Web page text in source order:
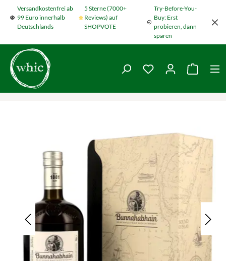
Zum Hauptinhalt springen
Versandkostenfrei ab
99 Euro innerhalb
Deutschlands
5 Sterne (7000+
Reviews) auf
SHOPVOTE
Try-Before-You-
Buy: Erst
probieren, dann
sparen
Du hast 0